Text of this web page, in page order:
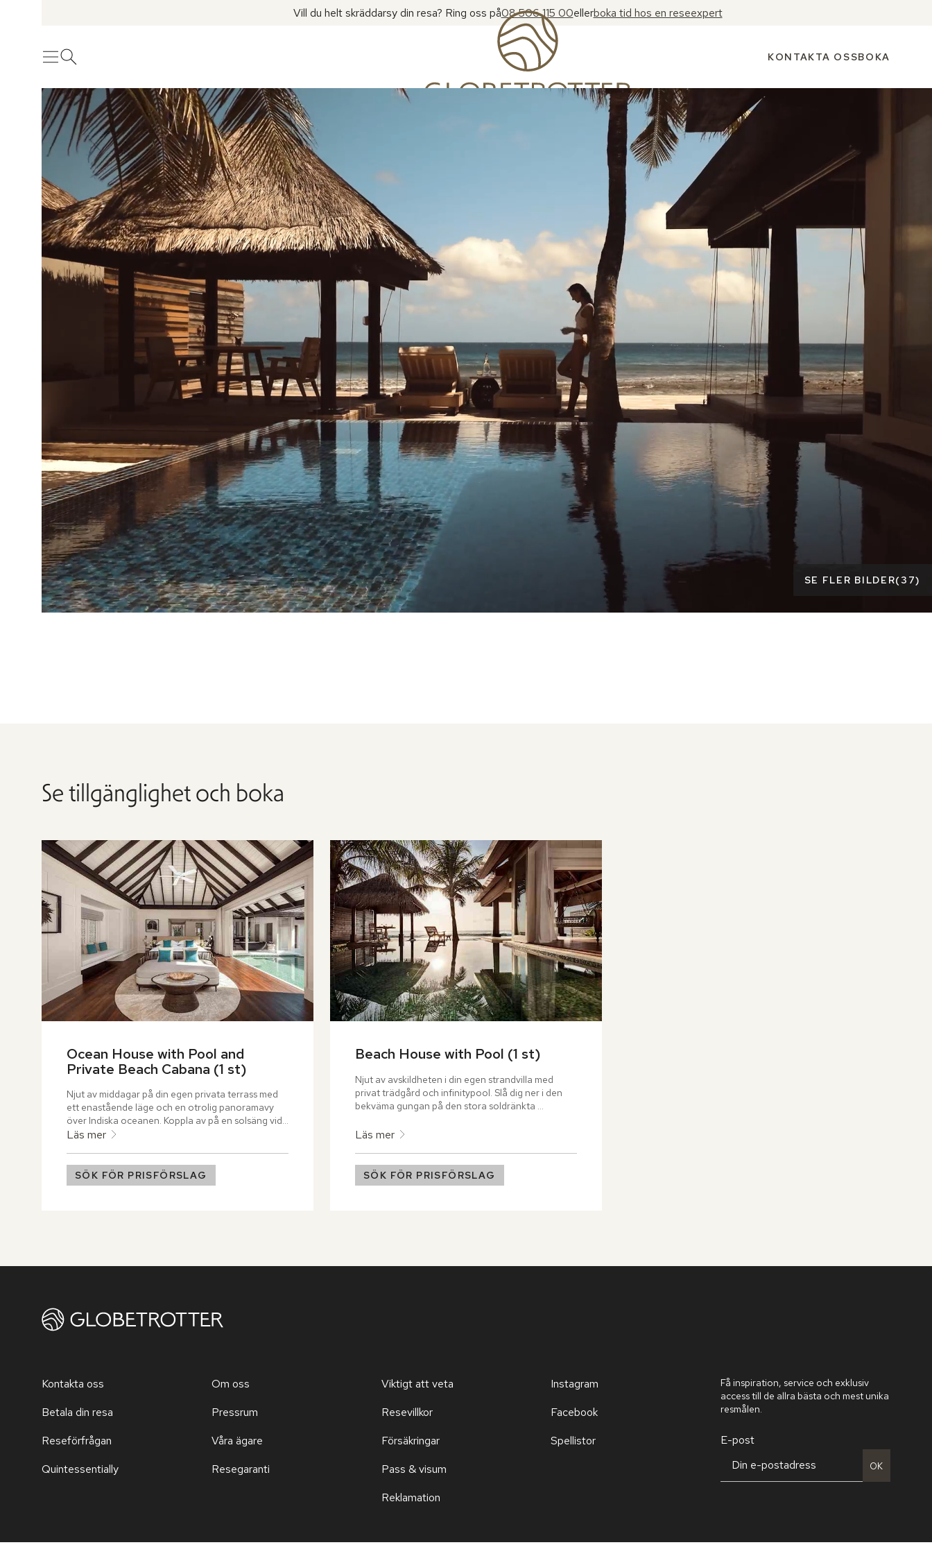
Vill du helt skräddarsy din resa? Ring oss på08 506 115 00ellerboka tid hos en reseexpert
MenyÖppna sök KONTAKTA OSSBOKA
SE FLER BILDER( 37)
Se tillgänglighet och boka
över
rumslistan
Ocean House with Pool and
Private Beach Cabana (1 st)
Njut av middagar på din egen privata terrass med
ett enastående läge och en otrolig panoramavy
över Indiska oceanen. Koppla av på en solsäng vid
lagnunens kant och känn den ljumna havsbrisen
Läs mer
SÖK FÖR PRISFÖRSLAG
Beach House with Pool (1 st)
Njut av avskildheten i din egen strandvilla med
privat trädgård och infinitypool. Slå dig ner i den
bekväma gungan på den stora soldränkta
sandstranden med den vackra tropiska grönskan i
Läs mer
SÖK FÖR PRISFÖRSLAG
Kontakta oss
Betala din resa
Reseförfrågan
Quintessentially
Om oss
Pressrum
Våra ägare
Resegaranti
Viktigt att veta
Resevillkor
Försäkringar
Pass & visum
Reklamation
Instagram
Facebook
Spellistor
Få inspiration, service och exklusiv
access till de allra bästa och mest unika
resmålen.
E-post
OK